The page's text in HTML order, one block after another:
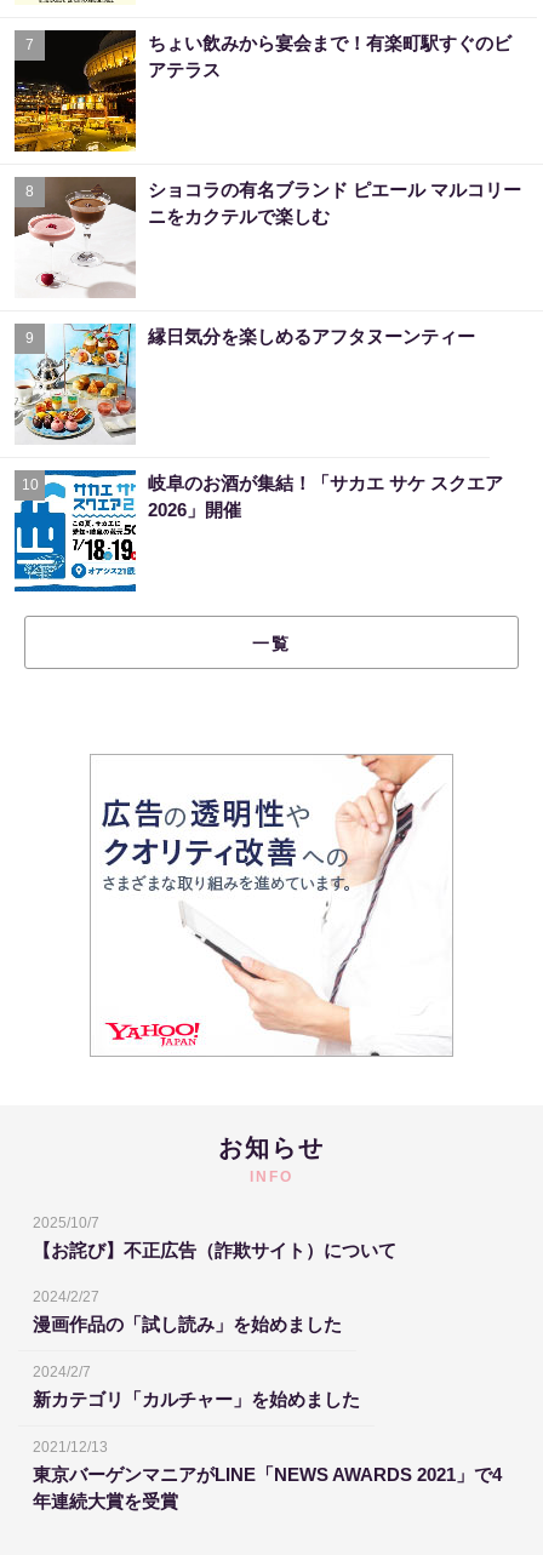
7
ちょい飲みから宴会まで！有楽町駅すぐのビ
アテラス
8
ショコラの有名ブランド ピエール マルコリー
ニをカクテルで楽しむ
9 縁日気分を楽しめるアフタヌーンティー
10
岐阜のお酒が集結！「サカエ サケ スクエア
2026」開催
一覧
お知らせ
INFO
2025/10/7
【お詫び】不正広告（詐欺サイト）について
2024/2/27
漫画作品の「試し読み」を始めました
2024/2/7
新カテゴリ「カルチャー」を始めました
2021/12/13
東京バーゲンマニアがLINE「NEWS AWARDS 2021」で4
年連続大賞を受賞